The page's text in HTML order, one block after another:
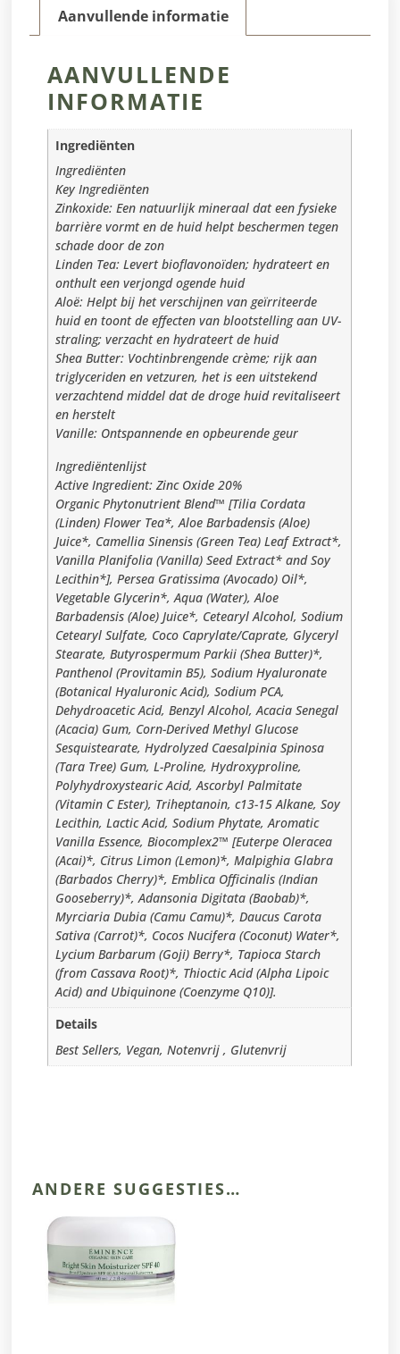
Aanvullende informatie
AANVULLENDE
INFORMATIE
Ingrediënten
Ingrediënten
Key Ingrediënten
Zinkoxide: Een natuurlijk mineraal dat een fysieke
barrière vormt en de huid helpt beschermen tegen
schade door de zon
Linden Tea: Levert bioflavonoïden; hydrateert en
onthult een verjongd ogende huid
Aloë: Helpt bij het verschijnen van geïrriteerde
huid en toont de effecten van blootstelling aan UV-
straling; verzacht en hydrateert de huid
Shea Butter: Vochtinbrengende crème; rijk aan
triglyceriden en vetzuren, het is een uitstekend
verzachtend middel dat de droge huid revitaliseert
en herstelt
Vanille: Ontspannende en opbeurende geur
Ingrediëntenlijst
Active Ingredient: Zinc Oxide 20%
Organic Phytonutrient Blend™ [Tilia Cordata
(Linden) Flower Tea*, Aloe Barbadensis (Aloe)
Juice*, Camellia Sinensis (Green Tea) Leaf Extract*,
Vanilla Planifolia (Vanilla) Seed Extract* and Soy
Lecithin*], Persea Gratissima (Avocado) Oil*,
Vegetable Glycerin*, Aqua (Water), Aloe
Barbadensis (Aloe) Juice*, Cetearyl Alcohol, Sodium
Cetearyl Sulfate, Coco Caprylate/Caprate, Glyceryl
Stearate, Butyrospermum Parkii (Shea Butter)*,
Panthenol (Provitamin B5), Sodium Hyaluronate
(Botanical Hyaluronic Acid), Sodium PCA,
Dehydroacetic Acid, Benzyl Alcohol, Acacia Senegal
(Acacia) Gum, Corn-Derived Methyl Glucose
Sesquistearate, Hydrolyzed Caesalpinia Spinosa
(Tara Tree) Gum, L-Proline, Hydroxyproline,
Polyhydroxystearic Acid, Ascorbyl Palmitate
(Vitamin C Ester), Triheptanoin, c13-15 Alkane, Soy
Lecithin, Lactic Acid, Sodium Phytate, Aromatic
Vanilla Essence, Biocomplex2™ [Euterpe Oleracea
(Acai)*, Citrus Limon (Lemon)*, Malpighia Glabra
(Barbados Cherry)*, Emblica Officinalis (Indian
Gooseberry)*, Adansonia Digitata (Baobab)*,
Myrciaria Dubia (Camu Camu)*, Daucus Carota
Sativa (Carrot)*, Cocos Nucifera (Coconut) Water*,
Lycium Barbarum (Goji) Berry*, Tapioca Starch
(from Cassava Root)*, Thioctic Acid (Alpha Lipoic
Acid) and Ubiquinone (Coenzyme Q10)].
Details
Best Sellers, Vegan, Notenvrij , Glutenvrij
ANDERE SUGGESTIES…